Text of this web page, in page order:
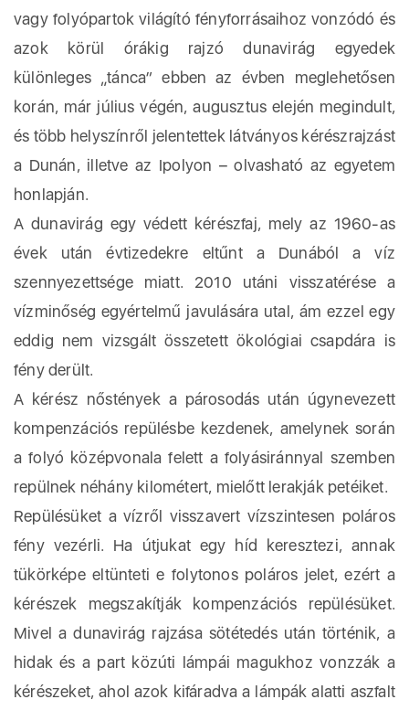
vagy folyópartok világító fényforrásaihoz vonzódó és
azok körül órákig rajzó dunavirág egyedek
különleges „tánca” ebben az évben meglehetősen
korán, már július végén, augusztus elején megindult,
és több helyszínről jelentettek látványos kérészrajzást
a Dunán, illetve az Ipolyon – olvasható az egyetem
honlapján.
A dunavirág egy védett kérészfaj, mely az 1960-as
évek után évtizedekre eltűnt a Dunából a víz
szennyezettsége miatt. 2010 utáni visszatérése a
vízminőség egyértelmű javulására utal, ám ezzel egy
eddig nem vizsgált összetett ökológiai csapdára is
fény derült.
A kérész nőstények a párosodás után úgynevezett
kompenzációs repülésbe kezdenek, amelynek során
a folyó középvonala felett a folyásiránnyal szemben
repülnek néhány kilométert, mielőtt lerakják petéiket.
Repülésüket a vízről visszavert vízszintesen poláros
fény vezérli. Ha útjukat egy híd keresztezi, annak
tükörképe eltünteti e folytonos poláros jelet, ezért a
kérészek megszakítják kompenzációs repülésüket.
Mivel a dunavirág rajzása sötétedés után történik, a
hidak és a part közúti lámpái magukhoz vonzzák a
kérészeket, ahol azok kifáradva a lámpák alatti aszfalt